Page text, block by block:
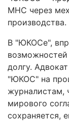
МНС через
производства.
В "ЮКОСе",
долгу.
"ЮКОС" на
журналистам,
мирового
сохраняется,